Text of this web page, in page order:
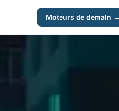
Moteurs de demain →